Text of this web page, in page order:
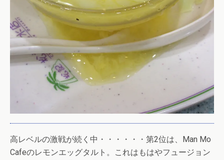
高レベルの激戦が続く中・・・・・・第2位は、Man Mo
Cafeのレモンエッグタルト。これはもはやフュージョン